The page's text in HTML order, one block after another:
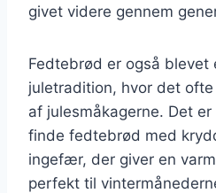
givet videre gennem
Fedtebrød er også blevet
juletradition, hvor det
af julesmåkagerne. Det
finde fedtebrød med
ingefær, der giver en
perfekt til